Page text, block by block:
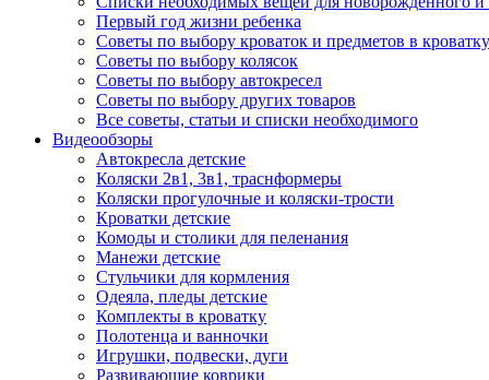
Первый год жизни ребенка
Советы по выбору кроваток и предметов в кроватку
Советы по выбору колясок
Советы по выбору автокресел
Советы по выбору других товаров
Все советы, статьи и списки необходимого
Видеообзоры
Автокресла детские
Коляски 2в1, 3в1, траснформеры
Коляски прогулочные и коляски-трости
Кроватки детские
Комоды и столики для пеленания
Манежи детские
Стульчики для кормления
Одеяла, пледы детские
Комплекты в кроватку
Полотенца и ванночки
Игрушки, подвески, дуги
Развивающие коврики